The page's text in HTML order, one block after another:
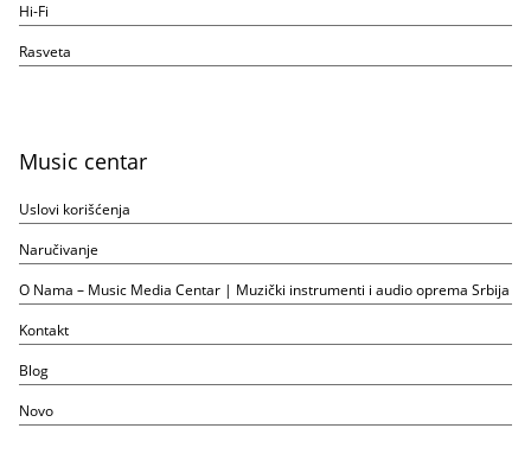
Hi-Fi
Rasveta
Music centar
Uslovi korišćenja
Naručivanje
O Nama – Music Media Centar | Muzički instrumenti i audio oprema Srbija
Kontakt
Blog
Novo